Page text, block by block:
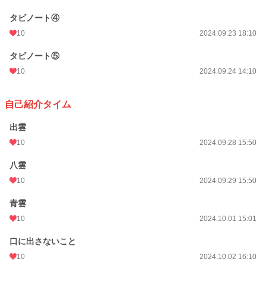
年間ポイント 581 pt (1,720 位)
タビノート④
10 2024.09.23 18:10
タビノート⑤
10 2024.09.24 14:10
自己紹介タイム
出雲
10 2024.09.28 15:50
八雲
10 2024.09.29 15:50
青雲
10 2024.10.01 15:01
口に出さないこと
10 2024.10.02 16:10